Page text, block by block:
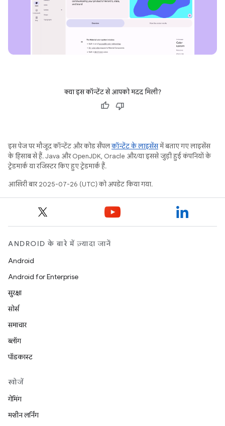
क्या इस कॉन्टेंट से आपको मदद मिली?
इस पेज पर मौजूद कॉन्टेंट और कोड सैंपलकॉन्टेंट के लाइसेंसमें बताए गए लाइसेंस
के हिसाब से हैं. Java और OpenJDK, Oracle और/या इससे जुड़ी हुई कंपनियों के
ट्रेडमार्क या रजिस्टर किए हुए ट्रेडमार्क हैं.
आखिरी बार 2025-07-26 (UTC) को अपडेट किया गया.
ANDROID के बारे में ज़्यादा जानें
Android
Android for Enterprise
सुरक्षा
सोर्स
समाचार
ब्लॉग
पॉडकास्ट
खोजें
गेमिंग
मशीन लर्निंग